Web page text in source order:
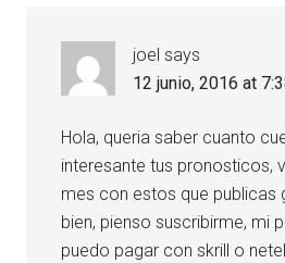
joel says
12 junio, 2016 at
Hola, queria saber cuanto
interesante tus pronosticos,
mes con estos que publicas
bien, pienso suscribirme, mi
puedo pagar con skrill o